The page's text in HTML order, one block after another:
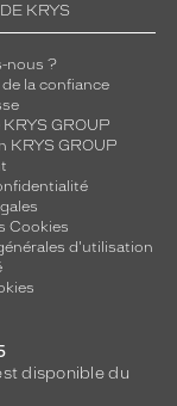
KRYS
nous ?
la confiance
GROUP
KRYS GROUP
Cookies
d'utilisation
disponible du